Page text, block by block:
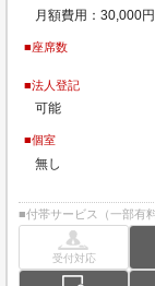
月額費用：30,000円
■座席数
■法人登記
可能
■個室
無し
■付帯サービス（一部有料
受付対応